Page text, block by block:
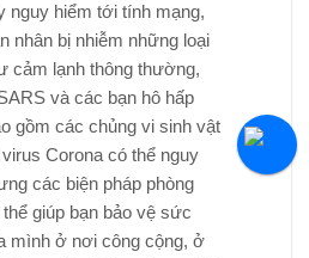
nguy hiểm tới tính mạng,
nhân bị nhiễm những loại
cảm lạnh thông thường,
và các bạn hô hấp
gồm các chủng vi sinh vật
Corona có thể nguy
các biện pháp phòng
giúp bạn bảo vệ sức
mình ở nơi công cộng, ở